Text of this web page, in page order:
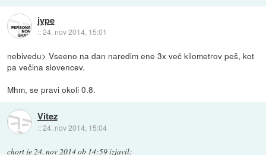
jype
::24. nov 2014, 15:01
nebivedu> Vseeno na dan naredim ene 3x več kilometrov peš, kot
pa večina slovencev.
Mhm, se pravi okoli 0.8.
Vitez
::24. nov 2014, 15:04
chort je24. nov 2014 ob 14:59izjavil: